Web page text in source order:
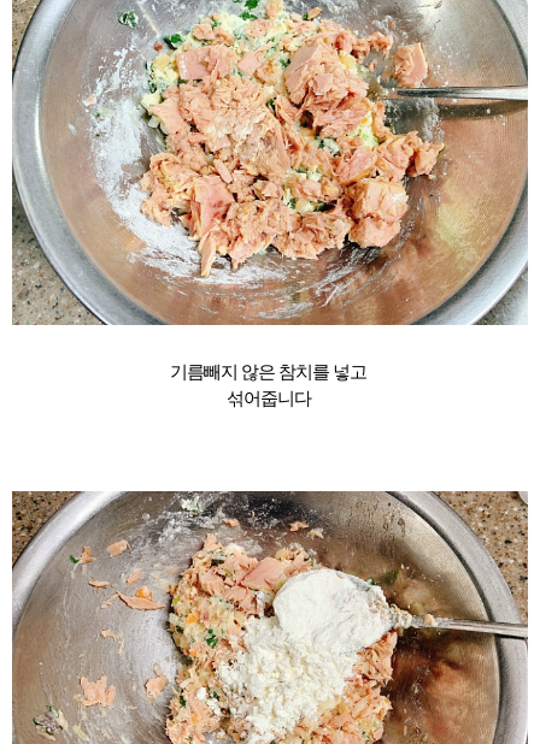
기름빼지 않은 참치를 넣고
섞어줍니다